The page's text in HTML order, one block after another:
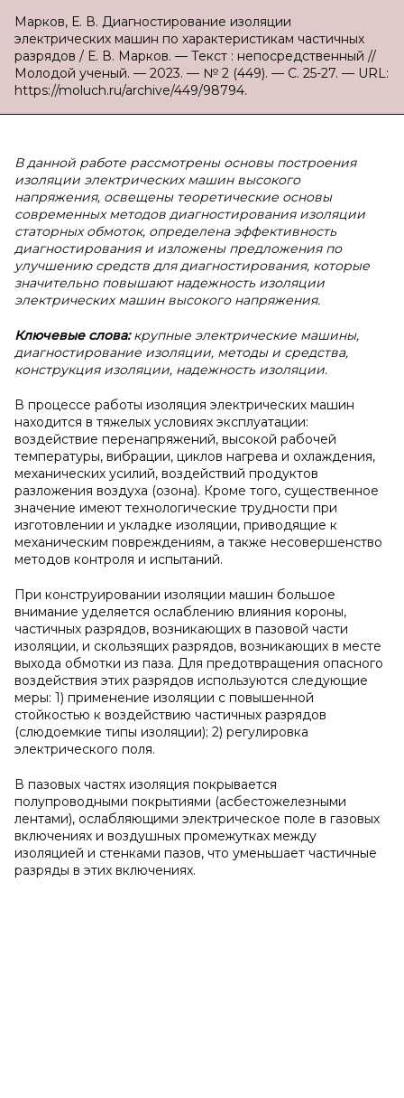
Марков, Е. В. Диагностирование изоляции
электрических машин по характеристикам частичных
разрядов / Е. В. Марков. — Текст : непосредственный //
Молодой ученый. — 2023. — № 2 (449). — С. 25-27. — URL:
https://moluch.ru/archive/449/98794.
В данной работе рассмотрены основы построения
изоляции электрических машин высокого
напряжения, освещены теоретические основы
современных методов диагностирования изоляции
статорных обмоток, определена эффективность
диагностирования и изложены предложения по
улучшению средств для диагностирования, которые
значительно повышают надежность изоляции
электрических машин высокого напряжения.
Ключевые слова:крупные электрические машины,
диагностирование изоляции, методы и средства,
конструкция изоляции, надежность изоляции.
В процессе работы изоляция электрических машин
находится в тяжелых условиях эксплуатации:
воздействие перенапряжений, высокой рабочей
температуры, вибрации, циклов нагрева и охлаждения,
механических усилий, воздействий продуктов
разложения воздуха (озона). Кроме того, существенное
значение имеют технологические трудности при
изготовлении и укладке изоляции, приводящие к
механическим повреждениям, а также несовершенство
методов контроля и испытаний.
При конструировании изоляции машин большое
внимание уделяется ослаблению влияния короны,
частичных разрядов, возникающих в пазовой части
изоляции, и скользящих разрядов, возникающих в месте
выхода обмотки из паза. Для предотвращения опасного
воздействия этих разрядов используются следующие
меры: 1) применение изоляции с повышенной
стойкостью к воздействию частичных разрядов
(слюдоемкие типы изоляции); 2) регулировка
электрического поля.
В пазовых частях изоляция покрывается
полупроводными покрытиями (асбестожелезными
лентами), ослабляющими электрическое поле в газовых
включениях и воздушных промежутках между
изоляцией и стенками пазов, что уменьшает частичные
разряды в этих включениях.